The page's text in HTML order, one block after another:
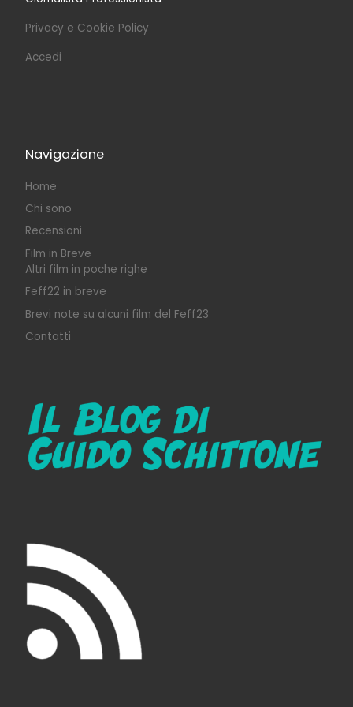
Privacy e Cookie Policy
Accedi
Navigazione
Home
Chi sono
Recensioni
Film in Breve
Altri film in poche righe
Feff22 in breve
Brevi note su alcuni film del Feff23
Contatti